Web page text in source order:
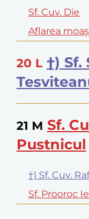
Sf. Cuv. Die
Aflarea
20 L †)
21 M Sf.
Pustnicul
†) Sf. Cuv.
Sf. Prooroc